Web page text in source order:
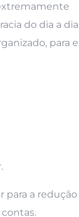
do dia a
para
a redução